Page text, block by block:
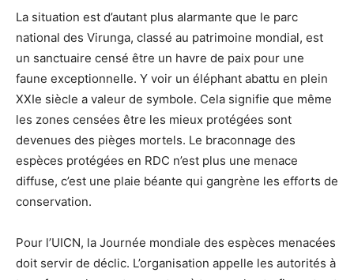
La situation est d’autant plus alarmante que le parc
national des Virunga, classé au patrimoine mondial, est
un sanctuaire censé être un havre de paix pour une
faune exceptionnelle. Y voir un éléphant abattu en plein
XXIe siècle a valeur de symbole. Cela signifie que même
les zones censées être les mieux protégées sont
devenues des pièges mortels. Le braconnage des
espèces protégées en RDC n’est plus une menace
diffuse, c’est une plaie béante qui gangrène les efforts de
conservation.
Pour l’UICN, la Journée mondiale des espèces menacées
doit servir de déclic. L’organisation appelle les autorités à